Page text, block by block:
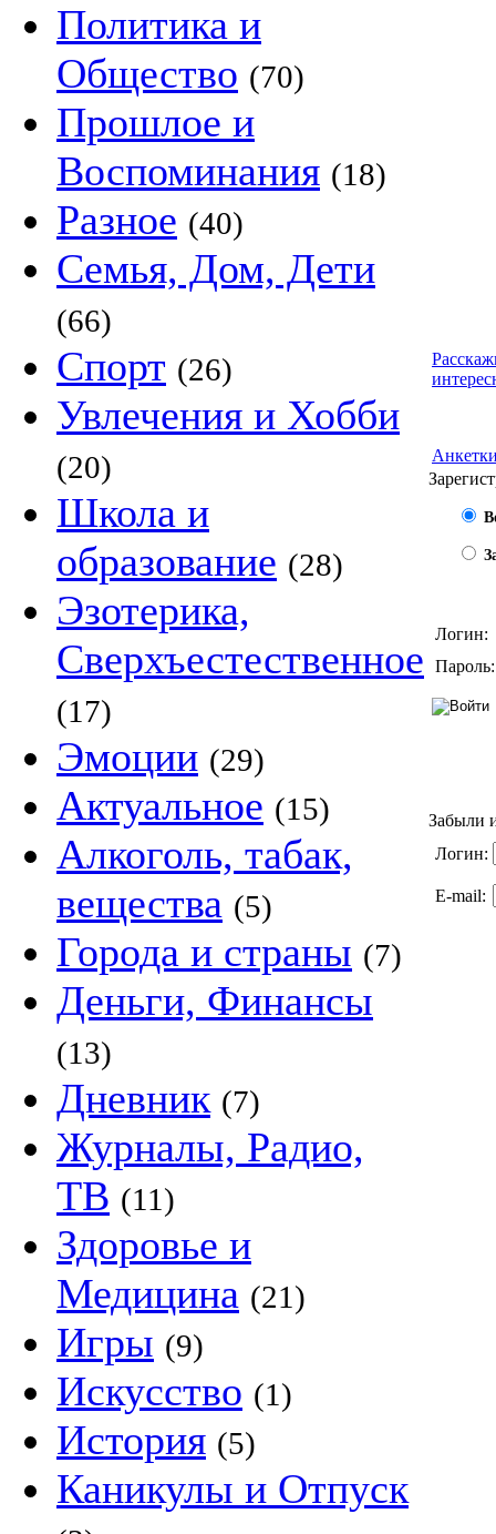
Политика и
Общество (70)
Прошлое и
Воспоминания (18)
Разное (40)
Семья, Дом, Дети
(66)
Спорт (26)
Увлечения и Хобби
(20)
Школа и
образование (28)
Эзотерика,
Сверхъестественное
(17)
Эмоции (29)
Актуальное (15)
Алкоголь, табак,
вещества (5)
Города и страны (7)
Деньги, Финансы
(13)
Дневник (7)
Журналы, Радио,
ТВ (11)
Здоровье и
Медицина (21)
Игры (9)
Искусство (1)
История (5)
Каникулы и Отпуск
Логин:
Пароль:
Забыли
Логин:
E-mail: